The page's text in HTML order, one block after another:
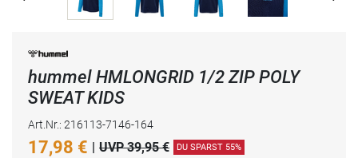
hummel HMLONGRID 1/2 ZIP POLY
SWEAT KIDS
Art.Nr.: 216113-7146-164
17,98 € | UVP 39,95 € DU SPARST 55%